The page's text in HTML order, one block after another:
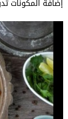
إضافة المكونات